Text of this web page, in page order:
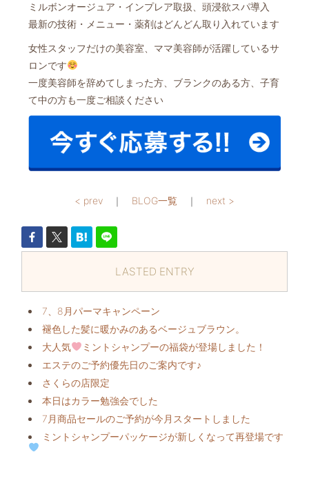
ミルボンオージュア・インプレア取扱、頭浸欲スパ導入
最新の技術・メニュー・薬剤はどんどん取り入れています
女性スタッフだけの美容室、ママ美容師が活躍しているサ
ロンです
一度美容師を辞めてしまった方、ブランクのある方、子育
て中の方も一度ご相談ください
< prev ｜ BLOG一覧 ｜ next >
LASTED ENTRY
7、8月パーマキャンペーン
褪色した髪に暖かみのあるベージュブラウン。
大人気
ミントシャンプーの福袋が登場しました！
エステのご予約優先日のご案内です♪
さくらの店限定
本日はカラー勉強会でした
7月商品セールのご予約が今月スタートしました
ミントシャンプーパッケージが新しくなって再登場です